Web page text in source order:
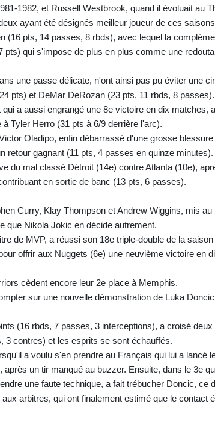
1982, et Russell Westbrook, quand il évoluait au
ayant été désignés meilleur joueur de ces
(16 pts, 14 passes, 8 rbds), avec lequel la
pts) qui s'impose de plus en plus comme une
une passe délicate, n'ont ainsi pas pu éviter une
pts) et DeMar DeRozan (23 pts, 11 rbds, 8 passes).
a aussi engrangé une 8e victoire en dix matches,
Tyler Herro (31 pts à 6/9 derrière l'arc).
Oladipo, enfin débarrassé d'une grosse blessure
retour gagnant (11 pts, 4 passes en quinze minutes).
du mal classé Détroit (14e) contre Atlanta (10e),
en sortie de banc (13 pts, 6 passes).
Curry, Klay Thompson et Andrew Wiggins, mis au
que Nikola Jokic en décide autrement.
de MVP, a réussi son 18e triple-double de la
offrir aux Nuggets (6e) une neuvième victoire en
cèdent encore leur 2e place à Memphis.
sur une nouvelle démonstration de Luka
(16 rbds, 7 passes, 3 interceptions), a croisé deux
3 contres) et les esprits se sont échauffés.
a voulu s'en prendre au Français qui lui a lancé
un tir manqué au buzzer. Ensuite, dans le 3e
une faute technique, a fait trébucher Doncic, ce
arbitres, qui ont finalement estimé que le contact